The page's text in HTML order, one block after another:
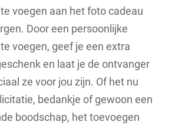
voegen aan het foto cadeau
Door een persoonlijke
voegen, geef je een extra
en laat je de ontvanger
ze voor jou zijn. Of het nu
bedankje of gewoon een
boodschap, het toevoegen